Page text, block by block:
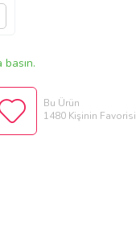
Bu Ürün
1480 Kişinin Favorisi